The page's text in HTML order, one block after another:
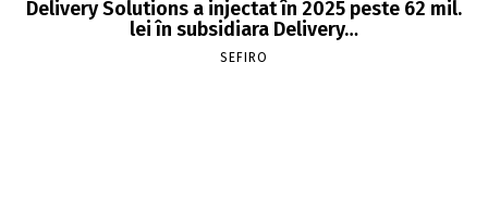
Delivery Solutions a injectat în 2025 peste 62 mil.
lei în subsidiara Delivery…
SEFIRO